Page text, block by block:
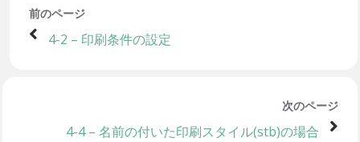
前のページ
4-2 – 印刷条件の設定
次のページ
4-4 – 名前の付いた印刷スタイル(stb)の場合